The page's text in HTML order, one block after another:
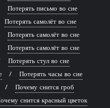
Потерять письмо во сне
Потерять самолёт во сне
Потерять самолёт во сне
Потерять самолёт во сне
Потерять стул во сне
Потерять часы во сне
Почему снится гроб
снится красный цветок